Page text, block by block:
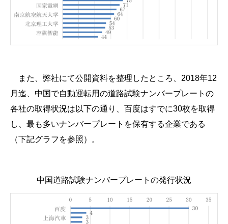
また、弊社にて公開資料を整理したところ、2018年12
月迄、中国で自動運転用の道路試験ナンバープレートの
各社の取得状況は以下の通り、百度はすでに30枚を取得
し、最も多いナンバープレートを保有する企業である
（下記グラフを参照）。
中国道路試験ナンバープレートの発行状況